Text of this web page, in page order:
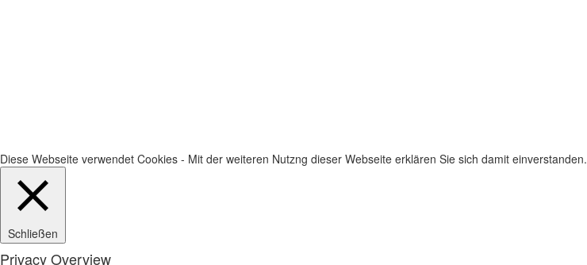
Diese Webseite verwendet Cookies - Mit der weiteren Nutzng dieser Webseite erklären Sie sich damit einverstanden.
Schließen
Privacy Overview